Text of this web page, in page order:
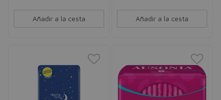
Añadir a la cesta Añadir a la cesta